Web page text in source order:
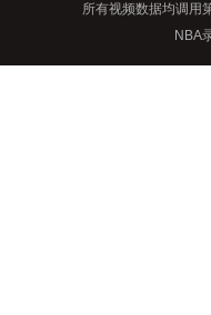
所有视频数据均调用
NBA